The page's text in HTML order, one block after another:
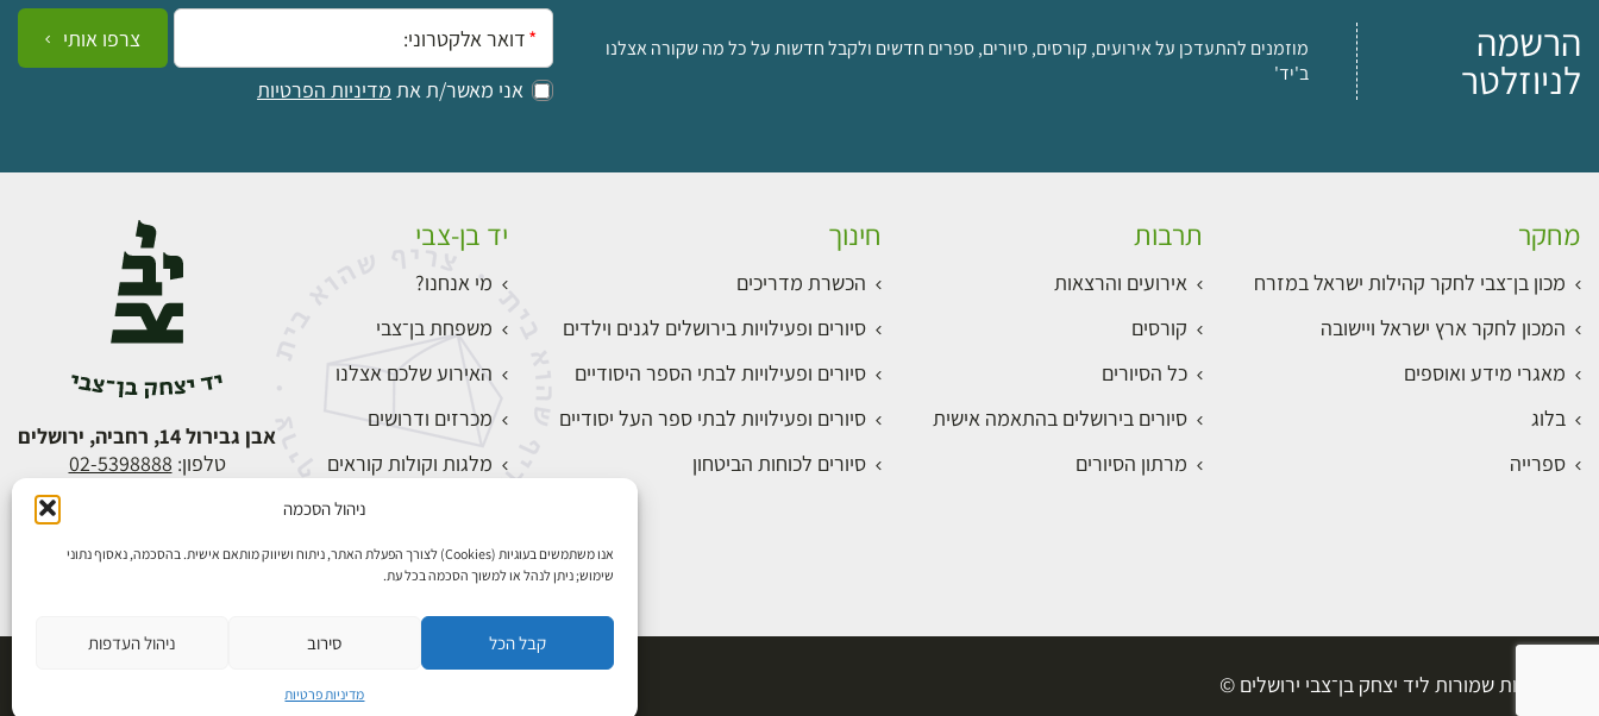
ניהול הסכמה
אנו משתמשים בעוגיות (Cookies) לצורך הפעלת האתר, ניתוח ושיווק מותאם אישית. בהסכמה, נאסוף נתוני
שימוש; ניתן לנהל או למשוך הסכמה בכל עת.
קבל הכל סירוב ניהול העדפות
מדיניות פרטיות
הרשמה
לניוזלטר
מוזמנים להתעדכן על אירועים, קורסים, סיורים, ספרים חדשים ולקבל חדשות על כל מה שקורה אצלנו
ב'יד'
אימייל:
אני מאשר/ת את מדיניות הפרטיות
צרפו אותי
מחקר
מכון בן־צבי לחקר קהילות ישראל במזרח
המכון לחקר ארץ ישראל ויישובה
מאגרי מידע ואוספים
בלוג
ספרייה
תרבות
אירועים והרצאות
קורסים
כל הסיורים
סיורים בירושלים בהתאמה אישית
מרתון הסיורים
חינוך
הכשרת מדריכים
סיורים ופעילויות בירושלים לגנים וילדים
סיורים ופעילויות לבתי הספר היסודיים
סיורים ופעילויות לבתי ספר העל יסודיים
סיורים לכוחות הביטחון
יד בן-צבי
מי אנחנו?
משפחת בן־צבי
האירוע שלכם אצלנו
מכרזים ודרושים
מלגות וקולות קוראים
התחברות
אבן גבירול 14, רחביה, ירושלים
טלפון: 02-5398888
כל הזכויות שמורות ליד יצחק בן־צבי ירושלים ©